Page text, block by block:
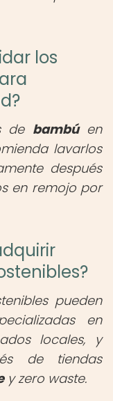
los
de bambúen
lavarlos
después
en remojo por
pueden
en
locales, y
de tiendas
y zero waste.